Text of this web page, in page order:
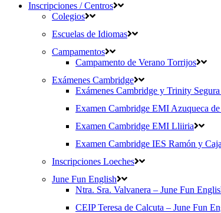
Inscripciones / Centros
Colegios
Escuelas de Idiomas
Campamentos
Campamento de Verano Torrijos
Exámenes Cambridge
Exámenes Cambridge y Trinity
Examen Cambridge EMI Azuqueca de
Examen Cambridge EMI Lliiria
Examen Cambridge IES Ramón y
Inscripciones Loeches
June Fun English
Ntra. Sra. Valvanera – June Fun
CEIP Teresa de Calcuta – June Fun